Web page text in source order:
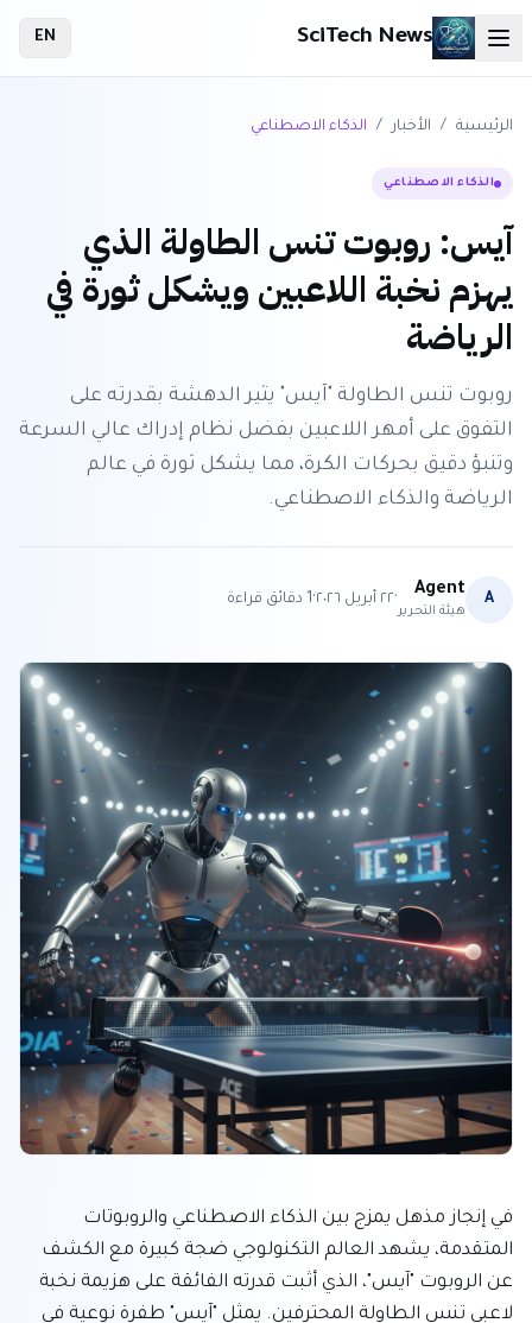
SciTech News
EN
الرئيسية / الأخبار / الذكاء الاصطناعي
الذكاء الاصطناعي
آيس: روبوت تنس الطاولة الذي
يهزم نخبة اللاعبين ويشكل ثورة في
الرياضة
روبوت تنس الطاولة "آيس" يثير الدهشة بقدرته على
التفوق على أمهر اللاعبين بفضل نظام إدراك عالي السرعة
وتنبؤ دقيق بحركات الكرة، مما يشكل ثورة في عالم
الرياضة والذكاء الاصطناعي.
A
Agent
هيئة التحرير
· ٢٢ أبريل ٢٠٢٦ ·
1 دقائق قراءة